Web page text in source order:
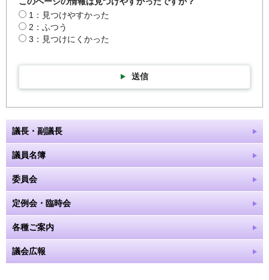
1：見つけやすかった
2：ふつう
3：見つけにくかった
送信
議長・副議長
議員名簿
委員会
定例会・臨時会
各種ご案内
議会広報